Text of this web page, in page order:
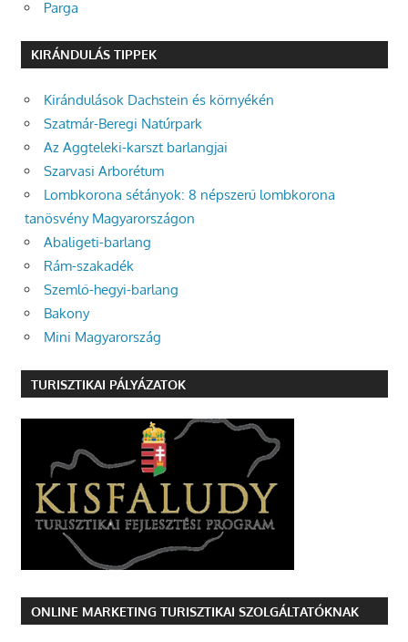
Parga
KIRÁNDULÁS TIPPEK
Kirándulások Dachstein és környékén
Szatmár-Beregi Natúrpark
Az Aggteleki-karszt barlangjai
Szarvasi Arborétum
Lombkorona sétányok: 8 népszerű lombkorona
tanösvény Magyarországon
Abaligeti-barlang
Rám-szakadék
Szemlő-hegyi-barlang
Bakony
Mini Magyarország
TURISZTIKAI PÁLYÁZATOK
ONLINE MARKETING TURISZTIKAI SZOLGÁLTATÓKNAK